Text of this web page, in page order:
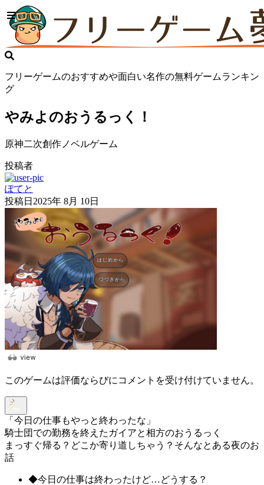
フリーゲームのおすすめや面白い名作の無料ゲームランキン
グ
やみよのおうるっく！
原神二次創作ノベルゲーム
投稿者
ぽてと
投稿日 2025年 8月 10日
このゲームは評価ならびにコメントを受け付けていません。
「今日の仕事もやっと終わったな」
騎士団での勤務を終えたガイアと相方のおうるっく
まっすぐ帰る？どこか寄り道しちゃう？そんなとある夜のお
話
◆今日の仕事は終わったけど…どうする？